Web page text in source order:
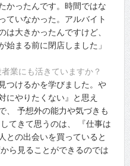
かったんです。時間ではな
ていなかった。アルバイト
大きかったんですけど、
始まる前に閉店しました」
業にも活きていますか？
つけるかを学びました。や
にやりたくない』と思え
、 予想外の能力や気づきも
てきて思うのは、 『仕事は
との出会いを買っていると
ら見ることができるのでは